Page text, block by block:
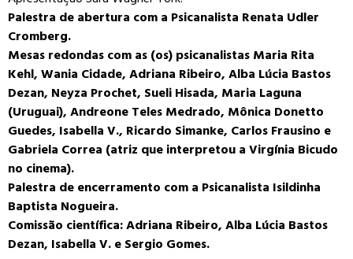
Palestra de abertura com a Psicanalista Renata Udler
Cromberg.
Mesas redondas com as (os) psicanalistas Maria Rita
Kehl, Wania Cidade, Adriana Ribeiro, Alba Lúcia Bastos
Dezan, Neyza Prochet, Sueli Hisada, Maria Laguna
(Uruguai), Andreone Teles Medrado, Mônica Donetto
Guedes, Isabella V., Ricardo Simanke, Carlos Frausino e
Gabriela Correa (atriz que interpretou a Virgínia Bicudo
no cinema).
Palestra de encerramento com a Psicanalista Isildinha
Baptista Nogueira.
Comissão científica: Adriana Ribeiro, Alba Lúcia Bastos
Dezan, Isabella V. e Sergio Gomes.